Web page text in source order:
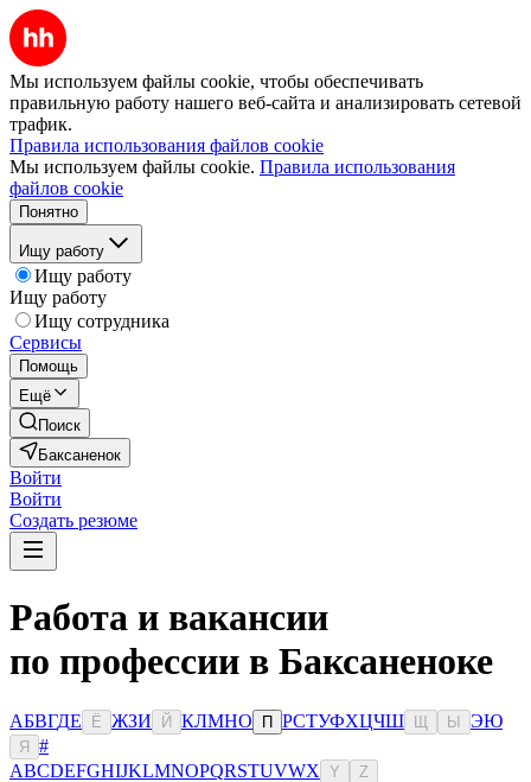
Мы используем файлы cookie, чтобы обеспечивать
правильную работу нашего веб-сайта и анализировать сетевой
трафик.
Правила использования файлов cookie
Мы используем файлы cookie. Правила использования
файлов cookie
Понятно
Ищу работу
Ищу работу
Ищу работу
Ищу сотрудника
Сервисы
Помощь
Ещё
Поиск
Баксаненок
Войти
Войти
Создать резюме
Работа и вакансии
по профессии в Баксаненоке
АБВГДЕ Ё ЖЗИ Й КЛМНО П РСТУФХЦЧШ Ы ЭЮ
Я
#
ABCDEFGHIJKLMNOPQRSTUVWX Y Z